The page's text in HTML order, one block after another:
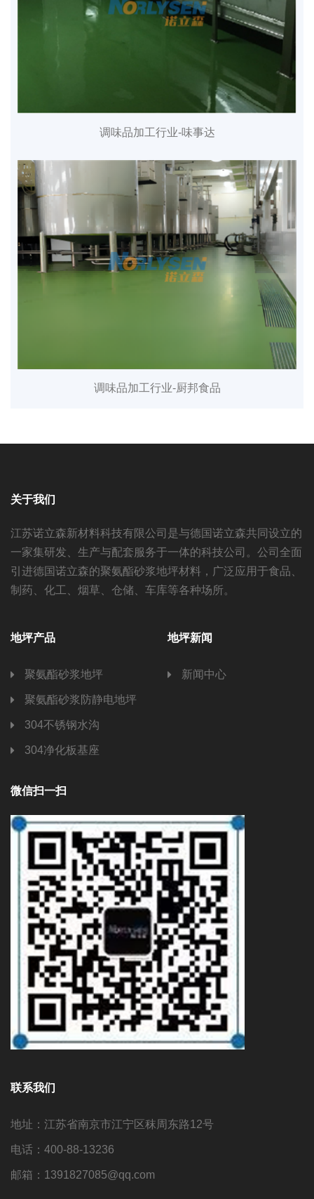
调味品加工行业-味事达
调味品加工行业-厨邦食品
关于我们
江苏诺立森新材料科技有限公司是与德国诺立森共同设立的
一家集研发、生产与配套服务于一体的科技公司。公司全面
引进德国诺立森的聚氨酯砂浆地坪材料，广泛应用于食品、
制药、化工、烟草、仓储、车库等各种场所。
地坪产品
聚氨酯砂浆地坪
聚氨酯砂浆防静电地坪
304不锈钢水沟
304净化板基座
地坪新闻
新闻中心
微信扫一扫
联系我们
地址：江苏省南京市江宁区秣周东路12号
电话：400-88-13236
邮箱：1391827085@qq.com